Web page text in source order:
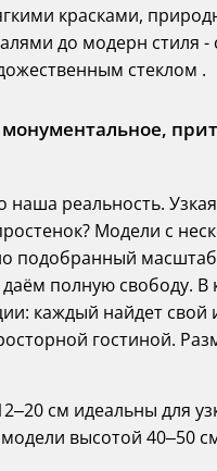
красками,
до модерн стиля -
стеклом .
реальность. Узкая
Модели с
подобранный
полную свободу. В
каждый найдет свой
гостиной.
см идеальны для
высотой 40–50